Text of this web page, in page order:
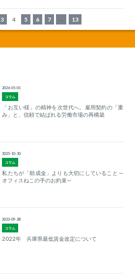
3 4 5 6 7 ... 13
コラム
2026-05-01
「お互い様」の精神を次世代へ。雇用契約の「重
み」と、信頼で結ばれる労働市場の再構築
コラム
2025-10-30
私たちが「助成金」よりも大切にしていること —
オフィスねこの手のお約束—
コラム
2022-09-28
2022年 兵庫県最低賃金改定について